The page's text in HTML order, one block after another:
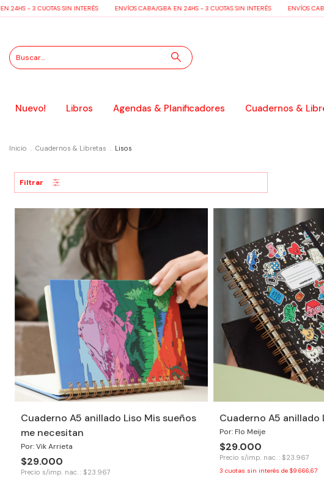
- 3 CUOTAS SIN INTERÉS ENVÍOS CABA/GBA EN 24HS - 3 CUOTAS SIN INTERÉS ENVÍOS CABA/GBA
Nuevo! Libros Agendas & Planificadores Cuadernos &
Inicio . Cuadernos & Libretas . Lisos
Filtrar
Cuaderno A5 anillado Liso Mis sueños
me necesitan
Por: Vik Arrieta
$29.000
Precio s/imp. nac. : $23.967
Cuaderno A5 anillado
Por: Flo Meije
$29.000
Precio s/imp. nac. : $23.967
3 cuotas sin interés de $9.666,67